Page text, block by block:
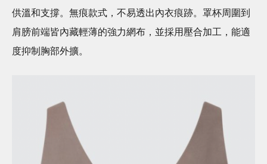
供溫和支撐。無痕款式，不易透出內衣痕跡。罩杯周圍到
肩膀前端皆內藏輕薄的強力網布，並採用壓合加工，能適
度抑制胸部外擴。